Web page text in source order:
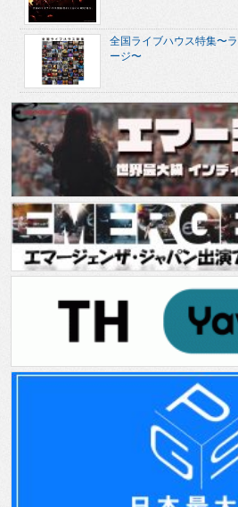
全国ライブハウス特集〜
ージ〜